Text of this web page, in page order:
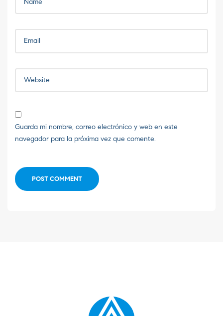
Guarda mi nombre, correo electrónico y web en este
navegador para la próxima vez que comente.
POST COMMENT